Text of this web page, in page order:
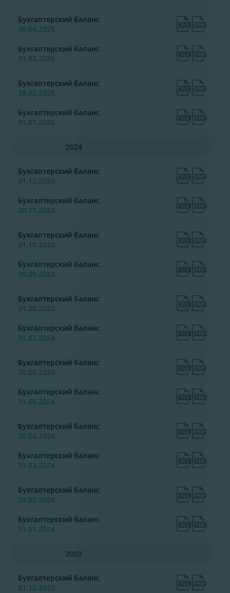
Бухгалтерский баланс
30.04.2025
Бухгалтерский баланс
31.03.2025
Бухгалтерский баланс
28.02.2025
Бухгалтерский баланс
31.01.2025
2024
Бухгалтерский баланс
31.12.2024
Бухгалтерский баланс
30.11.2024
Бухгалтерский баланс
31.10.2024
Бухгалтерский баланс
30.09.2024
Бухгалтерский баланс
31.08.2024
Бухгалтерский баланс
31.07.2024
Бухгалтерский баланс
30.06.2024
Бухгалтерский баланс
31.05.2024
Бухгалтерский баланс
30.04.2024
Бухгалтерский баланс
31.03.2024
Бухгалтерский баланс
29.02.2024
Бухгалтерский баланс
31.01.2024
2023
Бухгалтерский баланс
31.12.2023